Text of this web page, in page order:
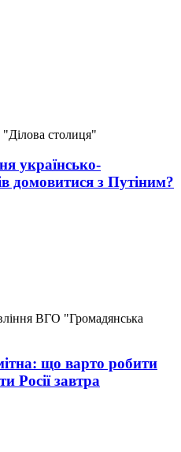
"Ділова столиця"
українсько-
домовитися з Путіним?
ВГО "Громадянська
що варто робити
Росії завтра